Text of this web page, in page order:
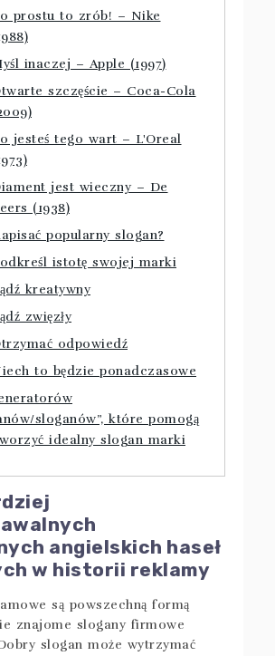
prostu to zrób! – Nike
inaczej – Apple (1997)
szczęście – Coca-Cola
jesteś tego wart – L'Oreal
jest wieczny – De
(1938)
popularny slogan?
istotę swojej marki
kreatywny
zwięzły
odpowiedź
to będzie ponadczasowe
sloganów”, które pomogą
idealny slogan marki
angielskich haseł
w historii reklamy
są powszechną formą
znajome slogany firmowe
slogan może wytrzymać